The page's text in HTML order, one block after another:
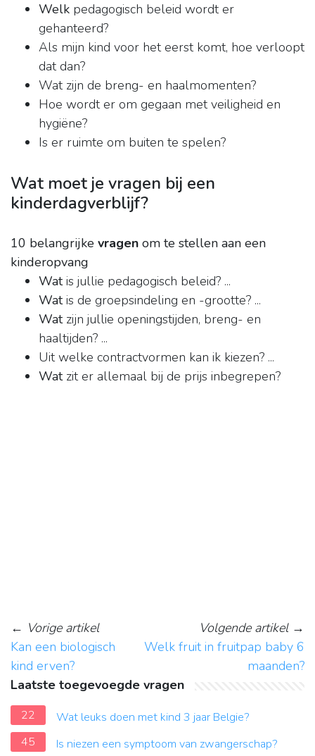
Welk pedagogisch beleid wordt er
gehanteerd?
Als mijn kind voor het eerst komt, hoe verloopt
dat dan?
Wat zijn de breng- en haalmomenten?
Hoe wordt er om gegaan met veiligheid en
hygiëne?
Is er ruimte om buiten te spelen?
Wat moet je vragen bij een
kinderdagverblijf?
10 belangrijke vragen om te stellen aan een
kinderopvang
Watis jullie pedagogisch beleid? ...
Watis de groepsindeling en -grootte? ...
Watzijn jullie openingstijden, breng- en
haaltijden? ...
Uit welke contractvormen kan ik kiezen? ...
Watzit er allemaal bij de prijs inbegrepen?
← Vorige artikel
Kan een biologisch
kind erven?
Volgende artikel→
Welk fruit in fruitpap baby 6
maanden?
Laatste toegevoegde vragen
22
Wat leuks doen met kind 3 jaar Belgie?
45
Is niezen een symptoom van zwangerschap?